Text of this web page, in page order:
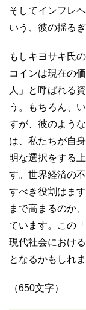
そしてインフレ
いう、彼の揺る
もしキヨサキ氏
コインは現在の
人」と呼ばれる
う。もちろん、
すが、彼のよう
は、私たちが自
明な選択をする
す。世界経済の
すべき役割はま
まで高まるのか
ています。この
現代社会におけ
となるかもしれま
（650文字）